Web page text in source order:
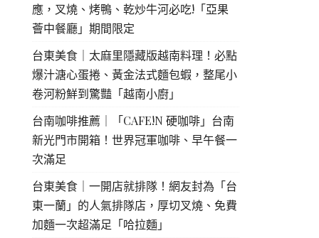
應，叉燒、烤鴨、乾炒牛河必吃!「亞果
薈中餐廳」期間限定
台東美食｜太麻里隱藏版越南料理！必點
爆汁溏心蛋捲、黃金法式麵包蝦，整尾小
卷河粉鮮到驚豔「越南小廚」
台南咖啡推薦｜「CAFE!N 硬咖啡」台南
新光門市開箱！世界冠軍咖啡、早午餐一
次滿足
台東美食｜一開店就排隊！網友封為「台
東一蘭」的人氣排隊店，厚切叉燒、免費
加麵一次超滿足「哈拉麵」